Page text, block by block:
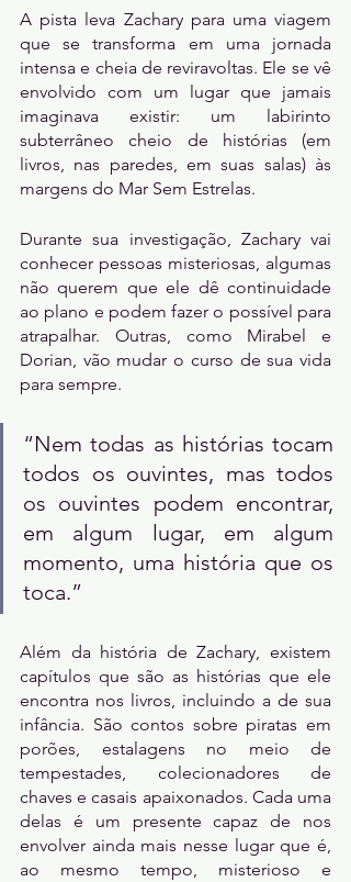
A pista leva Zachary para uma viagem
que se transforma em uma jornada
intensa e cheia de reviravoltas. Ele se vê
envolvido com um lugar que jamais
imaginava existir: um labirinto
subterrâneo cheio de histórias (em
livros, nas paredes, em suas salas) às
margens do Mar Sem Estrelas.
Durante sua investigação, Zachary vai
conhecer pessoas misteriosas, algumas
não querem que ele dê continuidade
ao plano e podem fazer o possível para
atrapalhar. Outras, como Mirabel e
Dorian, vão mudar o curso de sua vida
para sempre.
“Nem todas as histórias tocam
todos os ouvintes, mas todos
os ouvintes podem encontrar,
em algum lugar, em algum
momento, uma história que os
toca.”
Além da história de Zachary, existem
capítulos que são as histórias que ele
encontra nos livros, incluindo a de sua
infância. São contos sobre piratas em
porões, estalagens no meio de
tempestades, colecionadores de
chaves e casais apaixonados. Cada uma
delas é um presente capaz de nos
envolver ainda mais nesse lugar que é,
ao mesmo tempo, misterioso e